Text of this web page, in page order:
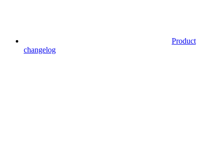
Product
changelog